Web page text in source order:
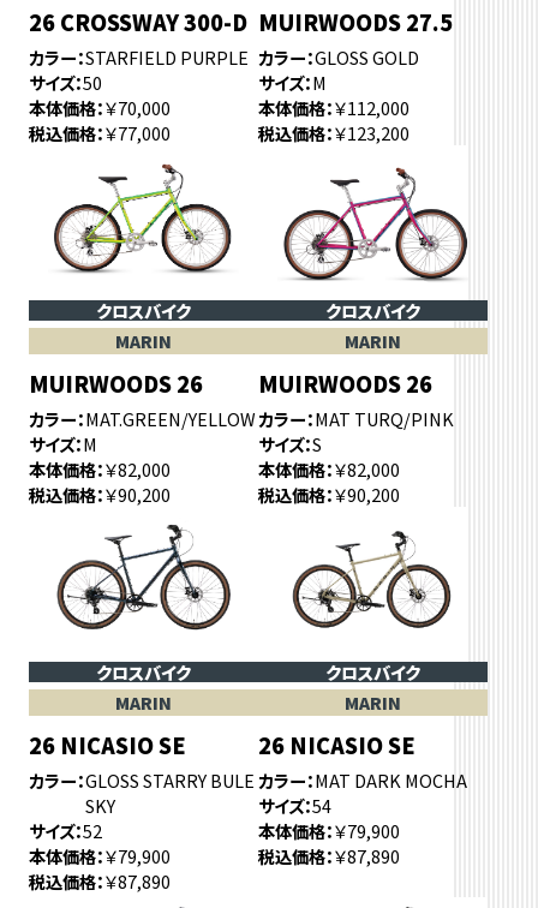
26 CROSSWAY 300-D
カラー STARFIELD PURPLE
サイズ 50
本体価格 ￥70,000
税込価格 ￥77,000
MUIRWOODS 27.5
カラー GLOSS GOLD
サイズ M
本体価格 ￥112,000
税込価格 ￥123,200
クロスバイク
MARIN
MUIRWOODS 26
カラー MAT.GREEN/YELLOW
サイズ M
本体価格 ￥82,000
税込価格 ￥90,200
クロスバイク
MARIN
MUIRWOODS 26
カラー MAT TURQ/PINK
サイズ S
本体価格 ￥82,000
税込価格 ￥90,200
クロスバイク
MARIN
26 NICASIO SE
カラー GLOSS STARRY BULE
SKY
サイズ 52
本体価格 ￥79,900
税込価格 ￥87,890
クロスバイク
MARIN
26 NICASIO SE
カラー MAT DARK MOCHA
サイズ 54
本体価格 ￥79,900
税込価格 ￥87,890